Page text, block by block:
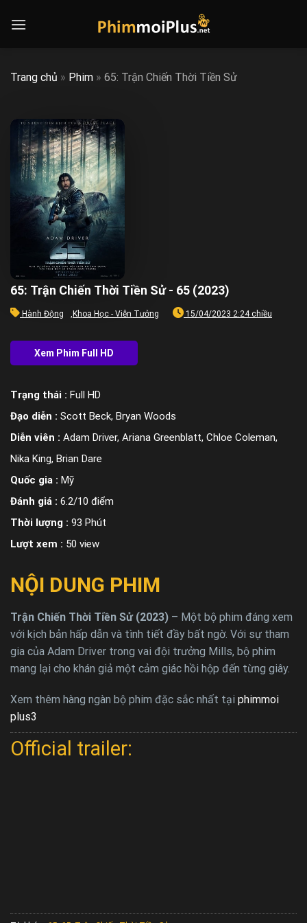
Trang chủ » Phim » 65: Trận Chiến Thời Tiền Sử
65: Trận Chiến Thời Tiền Sử - 65 (2023)
Hành Động , Khoa Học - Viễn Tưởng 15/04/2023 2:24 chiều
Trạng thái : Full HD
Đạo diễn : Scott Beck, Bryan Woods
Diễn viên : Adam Driver, Ariana Greenblatt, Chloe Coleman,
Nika King, Brian Dare
Quốc gia : Mỹ
Đánh giá : 6.2/10 điểm
Thời lượng : 93 Phút
Lượt xem : 50 view
NỘI DUNG PHIM
Trận Chiến Thời Tiền Sử (2023) – Một bộ phim đáng xem
với kịch bản hấp dẫn và tình tiết đầy bất ngờ. Với sự tham
gia của Adam Driver trong vai đội trưởng Mills, bộ phim
mang lại cho khán giả một cảm giác hồi hộp đến từng giây.
Xem thêm hàng ngàn bộ phim đặc sắc nhất tại phimmoi
plus3
Official trailer: